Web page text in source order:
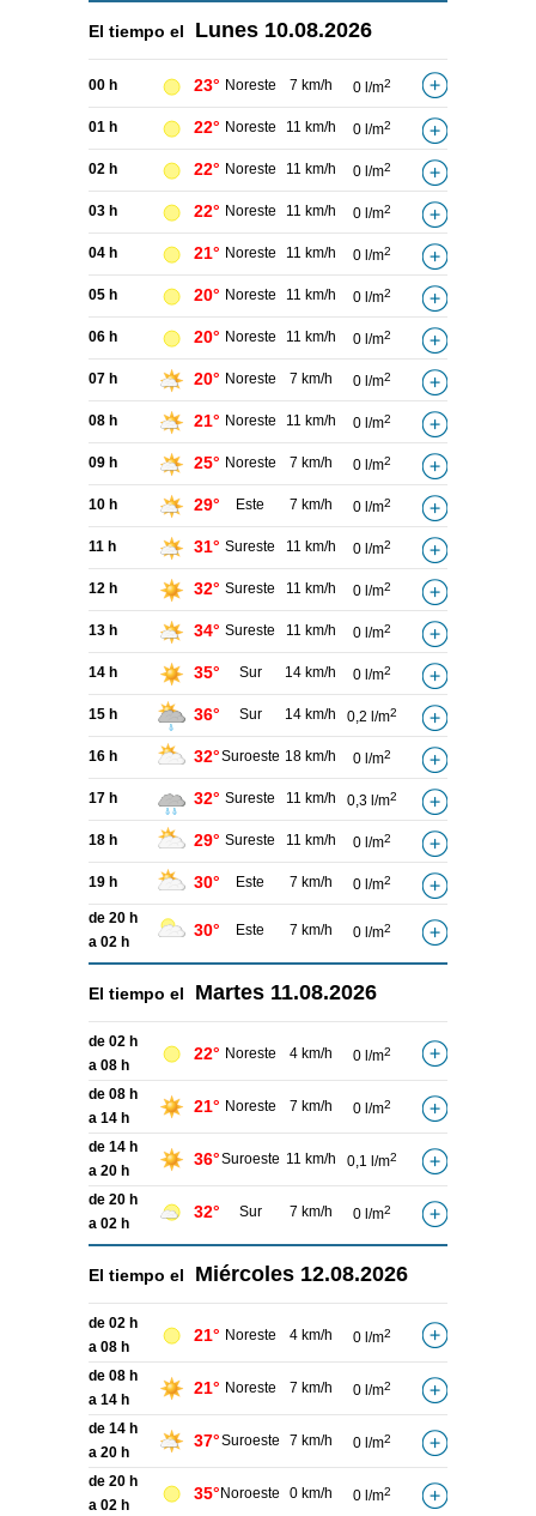
El tiempo el Lunes 10.08.2026
00 h 23° Noreste 7 km/h 0 l/m2
01 h 22° Noreste 11 km/h 0 l/m2
02 h 22° Noreste 11 km/h 0 l/m2
03 h 22° Noreste 11 km/h 0 l/m2
04 h 21° Noreste 11 km/h 0 l/m2
05 h 20° Noreste 11 km/h 0 l/m2
06 h 20° Noreste 11 km/h 0 l/m2
07 h 20° Noreste 7 km/h 0 l/m2
08 h 21° Noreste 11 km/h 0 l/m2
09 h 25° Noreste 7 km/h 0 l/m2
10 h 29° Este 7 km/h 0 l/m2
11 h 31° Sureste 11 km/h 0 l/m2
12 h 32° Sureste 11 km/h 0 l/m2
13 h 34° Sureste 11 km/h 0 l/m2
14 h 35° Sur 14 km/h 0 l/m2
15 h 36° Sur 14 km/h 0,2 l/m2
16 h 32°Suroeste 18 km/h 0 l/m2
17 h 32° Sureste 11 km/h 0,3 l/m2
18 h 29° Sureste 11 km/h 0 l/m2
19 h 30° Este 7 km/h 0 l/m2
de 20 h
a 02 h
30° Este 7 km/h 0 l/m2
El tiempo el Martes 11.08.2026
de 02 h
a 08 h
22° Noreste 4 km/h 0 l/m2
de 08 h
a 14 h
21° Noreste 7 km/h 0 l/m2
de 14 h
a 20 h
36°Suroeste 11 km/h 0,1 l/m2
de 20 h
a 02 h
32° Sur 7 km/h 0 l/m2
El tiempo el Miércoles 12.08.2026
de 02 h
a 08 h
21° Noreste 4 km/h 0 l/m2
de 08 h
a 14 h
21° Noreste 7 km/h 0 l/m2
de 14 h
a 20 h
37°Suroeste 7 km/h 0 l/m2
de 20 h
a 02 h
35° Noroeste 0 km/h 0 l/m2